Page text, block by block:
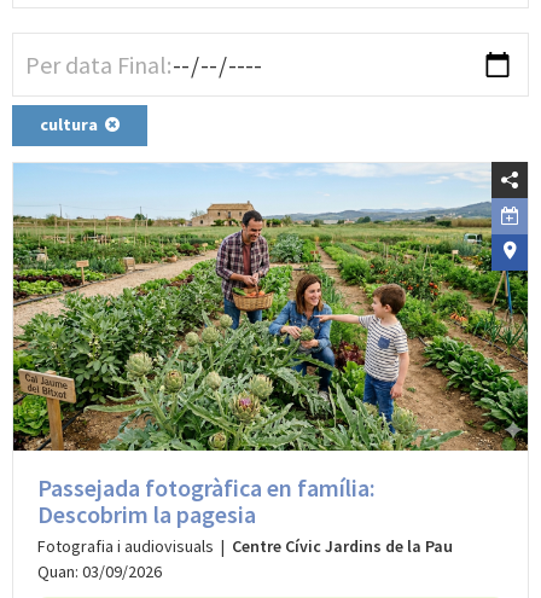
cultura
Passejada fotogràfica en família:
Descobrim la pagesia
Fotografia i audiovisuals | Centre Cívic Jardins de la Pau
Quan: 03/09/2026